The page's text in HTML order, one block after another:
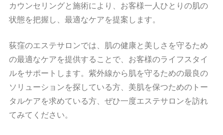
カウンセリングと施術により、お客様一人ひとりの肌の
状態を把握し、最適なケアを提案します。
荻窪のエステサロンでは、肌の健康と美しさを守るため
の最適なケアを提供することで、お客様のライフスタイ
ルをサポートします。紫外線から肌を守るための最良の
ソリューションを探している方、美肌を保つためのトー
タルケアを求めている方、ぜひ一度エステサロンを訪れ
てみてください。